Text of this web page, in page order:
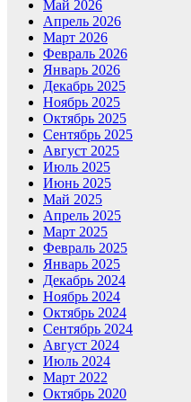
Май 2026
Апрель 2026
Март 2026
Февраль 2026
Январь 2026
Декабрь 2025
Ноябрь 2025
Октябрь 2025
Сентябрь 2025
Август 2025
Июль 2025
Июнь 2025
Май 2025
Апрель 2025
Март 2025
Февраль 2025
Январь 2025
Декабрь 2024
Ноябрь 2024
Октябрь 2024
Сентябрь 2024
Август 2024
Июль 2024
Март 2022
Октябрь 2020